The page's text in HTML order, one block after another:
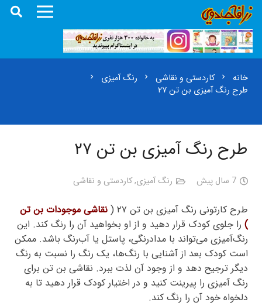
خانه chevron_right کاردستی و نقاشی chevron_right رنگ آمیزی chevron_right
طرح رنگ آمیزی بن تن ۲۷
طرح رنگ آمیزی بن تن ۲۷
7 سال پیش رنگ آمیزی,کاردستی و نقاشی
طرح کارتونی رنگ آمیزی بن تن ۲۷ (
نقاشی موجودات بن تن
) را جلوی کودک قرار دهید و از او بخواهید آن را رنگ کند. این
رنگ‌آمیزی می‌تواند با مدادرنگی، پاستل یا آب‌رنگ باشد. ممکن
است کودک بعد از آشنایی با رنگ‌ها، یک رنگ را نسبت به رنگ
دیگر ترجیح دهد و از وجود آن لذت ببرد. نقاشی بن تن برای
رنگ آمیزی را پیرینت کنید و در اختیار کودک قرار دهید تا به
دلخواه خود آن را رنگ کند.